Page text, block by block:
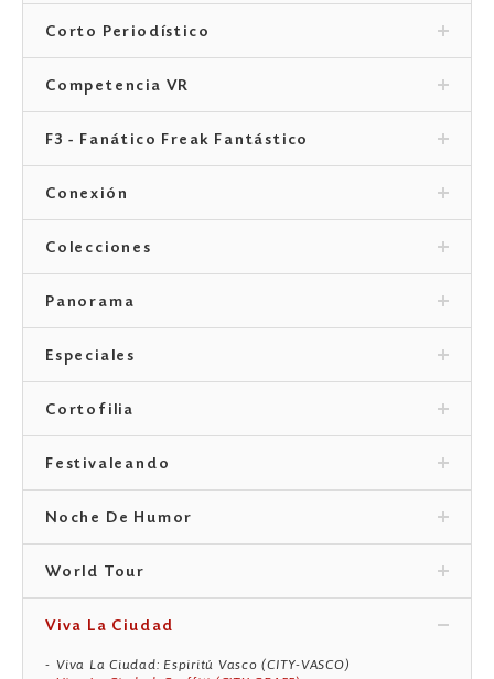
Corto Periodístico
Competencia VR
F3 - Fanático Freak Fantástico
Conexión
Colecciones
Panorama
Especiales
Cortofilia
Festivaleando
Noche De Humor
World Tour
Viva La Ciudad
Viva La Ciudad: Espiritú Vasco (CITY-VASCO)